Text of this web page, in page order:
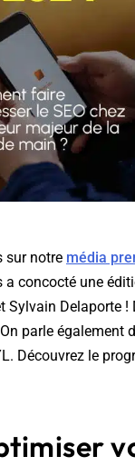
sur notre média
concocté une
Delaporte
parle également
Découvrez le